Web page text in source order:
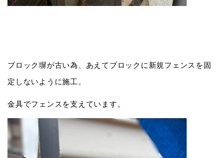
ブロック塀が古い為、あえてブロックに新規フェンスを固
定しないように施工。
金具でフェンスを支えています。